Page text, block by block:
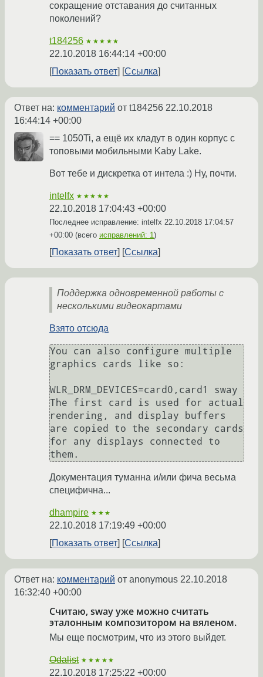
сокращение отставания до считанных
поколений?
t184256 ★★★★★
22.10.2018 16:44:14 +00:00
Показать ответ
Ссылка
Ответ на: комментарий от t184256 22.10.2018
16:44:14 +00:00
== 1050Ti, а ещё их кладут в один корпус с
топовыми мобильными Kaby Lake.
Вот тебе и дискретка от интела :) Ну, почти.
intelfx ★★★★★
22.10.2018 17:04:43 +00:00
Последнее исправление: intelfx 22.10.2018 17:04:57
+00:00 (всего исправлений: 1)
Показать ответ Ссылка
Поддержка одновременной работы с
несколькими видеокартами
Взято отсюда
You can also configure multiple
graphics cards like so:
WLR_DRM_DEVICES=card0,card1 sway
The first card is used for actual
rendering, and display buffers
are copied to the secondary cards
for any displays connected to
them.
Документация туманна и/или фича весьма
специфична...
dhampire ★★★
22.10.2018 17:19:49 +00:00
Показать ответ
Ссылка
Ответ на: комментарий от anonymous 22.10.2018
16:32:40 +00:00
Считаю, sway уже можно считать
эталонным композитором на вяленом.
Мы еще посмотрим, что из этого выйдет.
Odalist ★★★★★
22.10.2018 17:25:22 +00:00